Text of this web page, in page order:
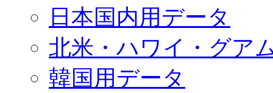
日本国内用データ
北米・ハワイ・グア
韓国用データ